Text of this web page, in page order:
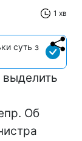
1 хв
суть з
Об